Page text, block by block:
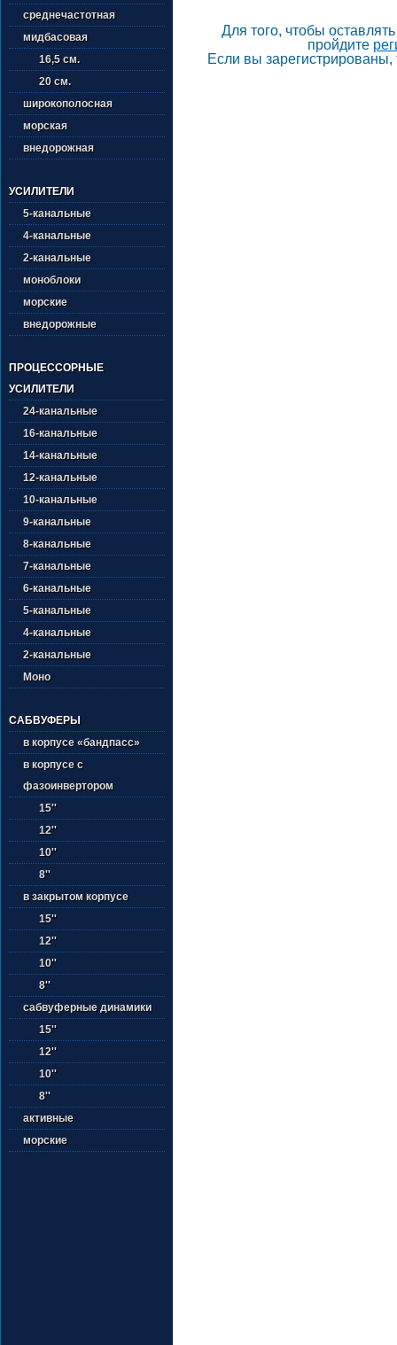
среднечастотная
мидбасовая
16,5 см.
20 см.
широкополосная
морская
внедорожная
УСИЛИТЕЛИ
5-канальные
4-канальные
2-канальные
моноблоки
морские
внедорожные
ПРОЦЕССОРНЫЕ
УСИЛИТЕЛИ
24-канальные
16-канальные
14-канальные
12-канальные
10-канальные
9-канальные
8-канальные
7-канальные
6-канальные
5-канальные
4-канальные
2-канальные
Моно
САБВУФЕРЫ
в корпусе «бандпасс»
в корпусе с
фазоинвертором
15''
12''
10''
8''
в закрытом корпусе
15''
12''
10''
8''
сабвуферные динамики
15''
12''
10''
8''
активные
морские
Для того, чтобы
пройдите
Если вы